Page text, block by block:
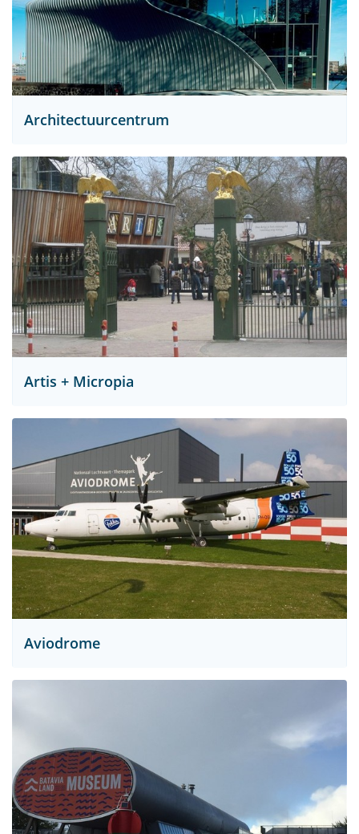
Architectuurcentrum
Artis + Micropia
Aviodrome